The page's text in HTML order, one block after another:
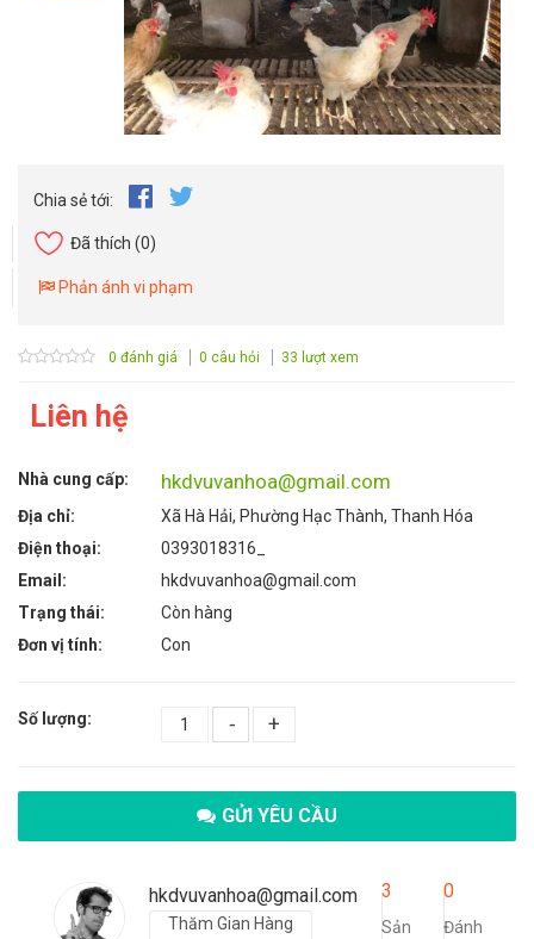
Chia sẻ tới:
Đã thích (0)
Phản ánh vi phạm
0 đánh giá 0 câu hỏi 33 lượt xem
Liên hệ
Nhà cung cấp: hkdvuvanhoa@gmail.com
Địa chỉ:
Xã Hà Hải, Phường Hạc Thành, Thanh Hóa
Điện thoại:
0393018316_
Email:
hkdvuvanhoa@gmail.com
Trạng thái:
Còn hàng
Đơn vị tính:
Con
Số lượng: - +
GỬI YÊU CẦU
hkdvuvanhoa@gmail.com
Thăm Gian Hàng
3
Sản
0
Đánh